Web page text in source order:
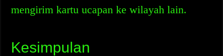
mengirim kartu ucapan ke wilayah lain.
Kesimpulan